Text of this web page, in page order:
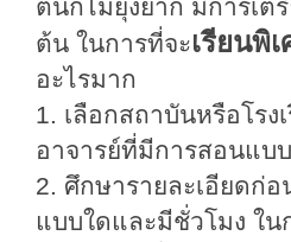
ต้นก็ไม่ยุ่งยาก มีการเต
ต้น ในการที่จะเรียนพิ
อะไรมาก
1. เลือกสถาบันหรือโรง
อาจารย์ที่มีการสอนแบ
2. ศึกษารายละเอียดก่อ
แบบใดและมีชั่วโมง ใน